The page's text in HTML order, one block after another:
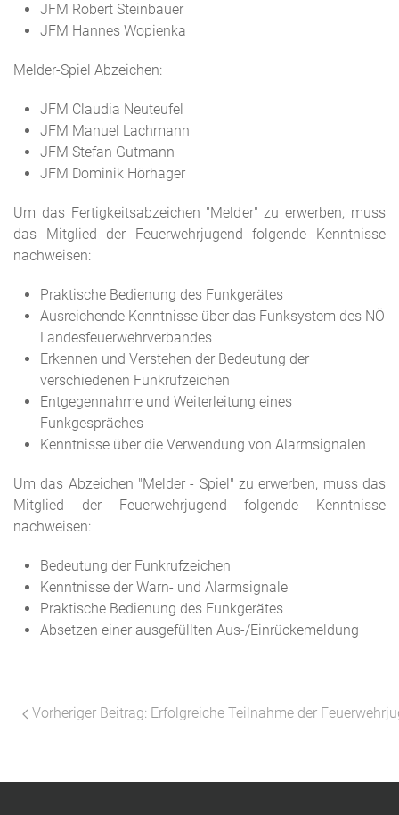
JFM Robert Steinbauer
JFM Hannes Wopienka
Melder-Spiel Abzeichen:
JFM Claudia Neuteufel
JFM Manuel Lachmann
JFM Stefan Gutmann
JFM Dominik Hörhager
Um das Fertigkeitsabzeichen "Melder" zu erwerben, muss
das Mitglied der Feuerwehrjugend folgende Kenntnisse
nachweisen:
Praktische Bedienung des Funkgerätes
Ausreichende Kenntnisse über das Funksystem des NÖ
Landesfeuerwehrverbandes
Erkennen und Verstehen der Bedeutung der
verschiedenen Funkrufzeichen
Entgegennahme und Weiterleitung eines
Funkgespräches
Kenntnisse über die Verwendung von Alarmsignalen
Um das Abzeichen "Melder - Spiel" zu erwerben, muss das
Mitglied der Feuerwehrjugend folgende Kenntnisse
nachweisen:
Bedeutung der Funkrufzeichen
Kenntnisse der Warn- und Alarmsignale
Praktische Bedienung des Funkgerätes
Absetzen einer ausgefüllten Aus-/Einrückemeldung
Vorheriger Beitrag: Erfolgreiche Teilnahme der